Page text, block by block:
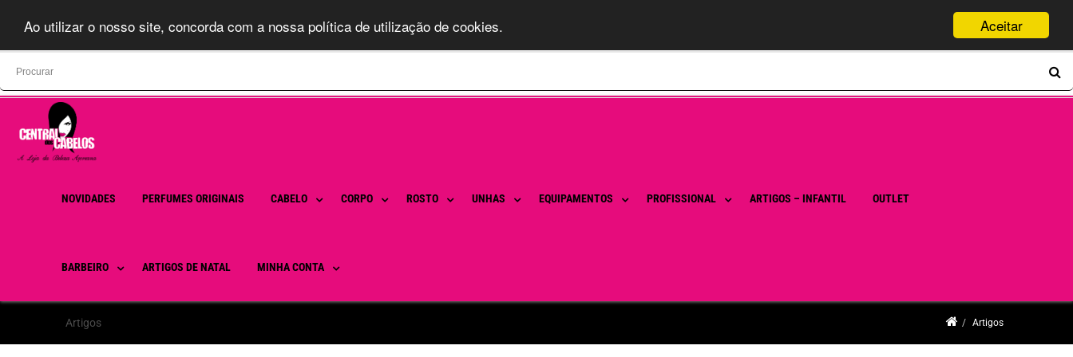
Aceitar
Ao utilizar o nosso site, concorda com a nossa política de utilização de cookies.
NOVIDADES PERFUMES ORIGINAIS CABELO CORPO ROSTO UNHAS EQUIPAMENTOS PROFISSIONAL ARTIGOS – INFANTIL OUTLET
BARBEIRO ARTIGOS DE NATAL MINHA CONTA
Artigos Artigos